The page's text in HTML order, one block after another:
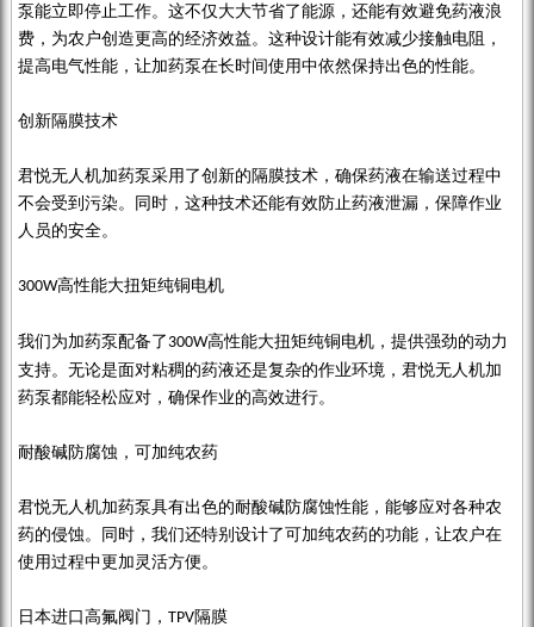
泵能立即停止工作。这不仅大大节省了能源，还能有效避免药液浪
费，为农户创造更高的经济效益。这种设计能有效减少接触电阻，
提高电气性能，让加药泵在长时间使用中依然保持出色的性能。
创新隔膜技术
君悦无人机加药泵采用了创新的隔膜技术，确保药液在输送过程中
不会受到污染。同时，这种技术还能有效防止药液泄漏，保障作业
人员的安全。
300W高性能大扭矩纯铜电机
我们为加药泵配备了 300W高性能大扭矩纯铜电机，提供强劲的动力
支持。无论是面对粘稠的药液还是复杂的作业环境，君悦无人机加
药泵都能轻松应对，确保作业的高效进行。
耐酸碱防腐蚀，可加纯农药
君悦无人机加药泵具有出色的耐酸碱防腐蚀性能，能够应对各种农
药的侵蚀。同时，我们还特别设计了可加纯农药的功能，让农户在
使用过程中更加灵活方便。
日本进口高氟阀门， TPV隔膜